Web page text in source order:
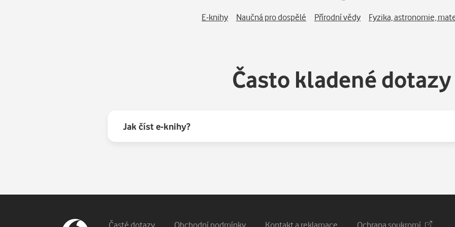
E-knihy Naučná pro dospělé Přírodní vědy Fyzika, astronomie,
Často kladené dotazy
Jak číst e-knihy?
Časté dotazy Obchodní podmínky Kontakt a reklamace Ochrana soukromí